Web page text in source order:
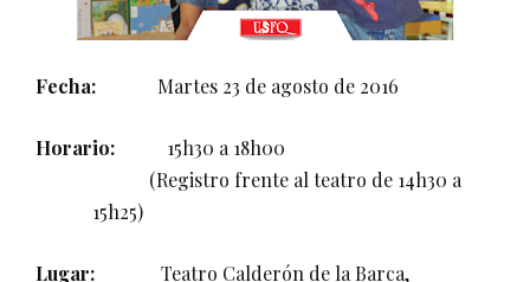
Fecha: Martes 23 de agosto de 2016
Horario:
15h30 a 18h00
(Registro frente al teatro de 14h30 a
15h25)
Lugar:
Teatro Calderón de la Barca,